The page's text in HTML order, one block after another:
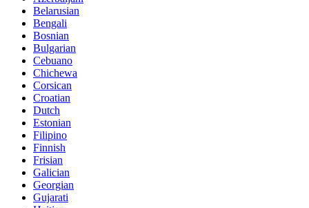
Belarusian
Bengali
Bosnian
Bulgarian
Cebuano
Chichewa
Corsican
Croatian
Dutch
Estonian
Filipino
Finnish
Frisian
Galician
Georgian
Gujarati